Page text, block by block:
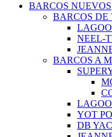
BARCOS NUEVOS
BARCOS DE
NEEL-
BARCOS A
YOT
DB